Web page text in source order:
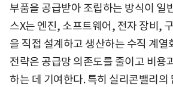
부품을 공급받아 조립하는 방식이 일
스X는 엔진, 소프트웨어, 전자 장비,
을 직접 설계하고 생산하는 수직 계열
전략은 공급망 의존도를 줄이고 비용
하는 데 기여한다. 특히 실리콘밸리의